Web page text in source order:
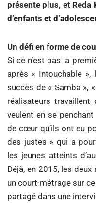
présente plus, et Reda
d’enfants et
Un défi en forme de
Si ce n’est pas la
après « Intouchable »,
succès de « Samba »,
réalisateurs
veulent en se
de cœur qu’ils ont eu
des justes » qui a
les jeunes atteints
Déjà, en 2015, les
un court-métrage sur
partagé dans une